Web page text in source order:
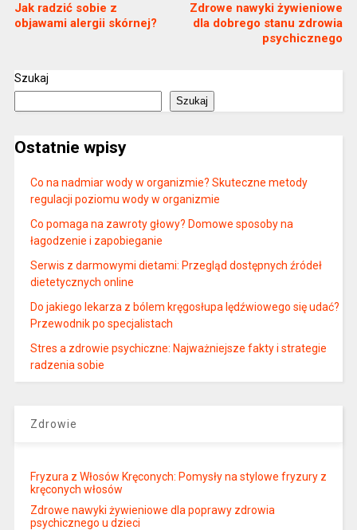
Jak radzić sobie z
objawami alergii skórnej?
Zdrowe nawyki żywieniowe
dla dobrego stanu zdrowia
psychicznego
Szukaj
Szukaj
Ostatnie wpisy
Co na nadmiar wody w organizmie? Skuteczne metody
regulacji poziomu wody w organizmie
Co pomaga na zawroty głowy? Domowe sposoby na
łagodzenie i zapobieganie
Serwis z darmowymi dietami: Przegląd dostępnych źródeł
dietetycznych online
Do jakiego lekarza z bólem kręgosłupa lędźwiowego się udać?
Przewodnik po specjalistach
Stres a zdrowie psychiczne: Najważniejsze fakty i strategie
radzenia sobie
Zdrowie
Fryzura z Włosów Kręconych: Pomysły na stylowe fryzury z
kręconych włosów
Zdrowe nawyki żywieniowe dla poprawy zdrowia
psychicznego u dzieci